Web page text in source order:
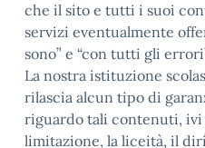
che il sito e tutti i suoi
servizi eventualmente
sono” e “con tutti gli
La nostra istituzione
rilascia alcun tipo di
riguardo tali contenuti, ivi
limitazione, la liceità, il